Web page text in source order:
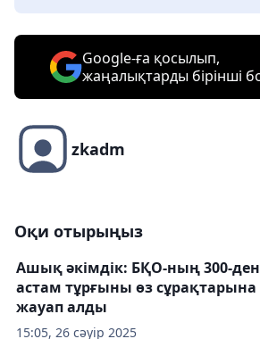
Google-ға қосылып,
жаңалықтарды бірінші
zkadm
Оқи отырыңыз
15:05, 26 сәуір 2025
Ашық әкімдік: БҚО-ның 300-ден
астам тұрғыны өз сұрақтарына
жауап алды